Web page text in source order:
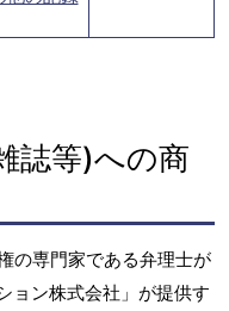
誌等)への商
の専門家である弁理士が
ョン株式会社」が提供す